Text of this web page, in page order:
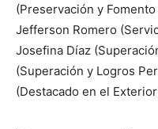
(Preservación y
Jefferson Romero
Josefina Díaz
(Superación y Logros
(Destacado en el